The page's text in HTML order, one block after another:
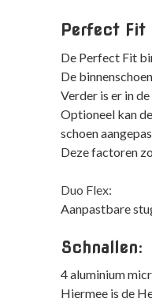
Perfect Fit
De Perfect Fit
De
Verder is er in
Optioneel kan
schoen
Deze factoren
Duo Flex:
Aanpastbare
Schnallen:
4 aluminium
Hiermee is de